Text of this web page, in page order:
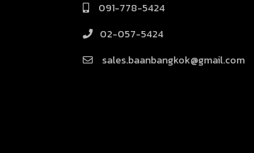
091-778-5424
02-057-5424
sales.baanbangkok@gmail.com